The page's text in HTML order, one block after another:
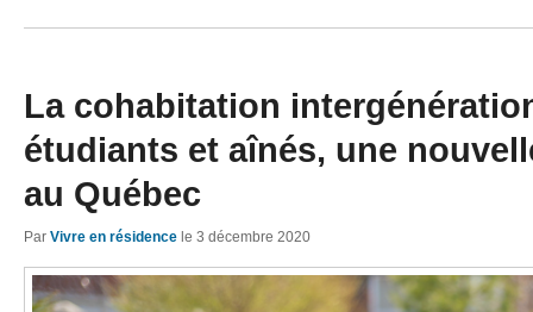
La cohabitation
étudiants et aînés, une
au Québec
Par Vivre en résidence le 3 décembre 2020